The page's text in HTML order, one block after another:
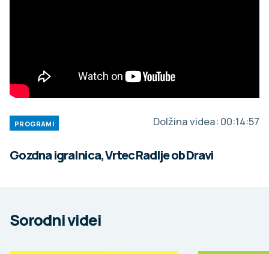
PROGRAMI Dolžina videa: 00:14:57
Gozdna igralnica, Vrtec Radlje ob Dravi
Sorodni videi